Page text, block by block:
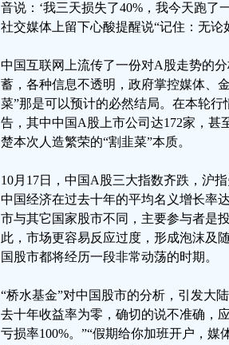
音说：‘我三天损失了40%，我今天跑了
社交媒体上留下心酸提醒说“记住：无
中国互联网上流传了一份对A股走势的
蓄，各种信息不透明，政府掌控媒体、
菜”那是可以预计的必然结局。在本轮
告，其中中国A股上市公司达172家，甚
楚本次人造繁荣的“割韭菜”本质。
10月17日，中国A股三大指数齐跌，沪
中国经济在过去十年的平均名义增长率
市与其它国家股市不同，主要参与者是
此，市场更容易反应过度，形成泡沫及
国股市都将经历一段非常动荡的时期。
“桥水基金”对中国股市的分析，引发大
去十年收益率为零，确切的说不准确，
亏损率100%。”“假期给你加班开户，